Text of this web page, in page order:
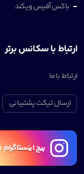
باکس آفیس ویکند
ارتباط با سکانس برتر
ارتباط با ما
ارسال تیکت پشتیبانی
پیچ اینستاگرام